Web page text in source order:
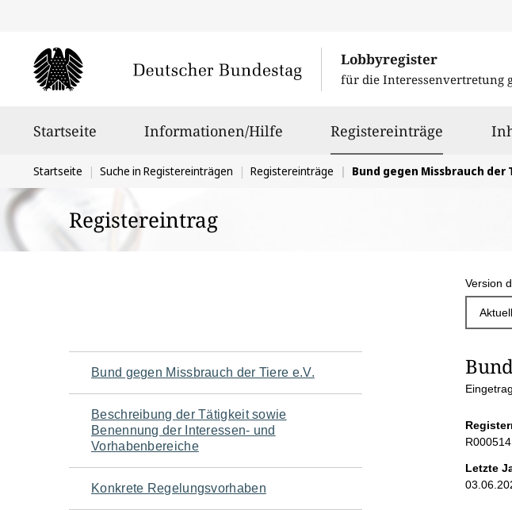
Lobbyregister
für die Interessenvertretung
Startseite Informationen/Hilfe Registereinträge
Sie
befinden
sich
hier:
Startseite Suche in Registereinträgen Registereinträge Bund gegen Missbrauch der
Registereintrag
Version
Navigation
für
den
Seiteninhalt
Bund gegen Missbrauch der Tiere e.V.
Beschreibung der Tätigkeit sowie
Benennung der Interessen- und
Vorhabenbereiche
Konkrete Regelungsvorhaben
S
i
t
R000514
Letzte